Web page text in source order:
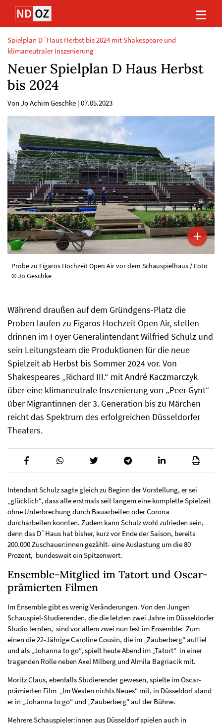
Direkt
Inhalt
(Eingabetaste)
Direkt
Hauptmenu
(Eingabetaste)
Direkt
Suche
(Eingabetaste)
Direkt
Footer
(Eingabetaste)
Spielplan D´Haus Herbst bis 2024 mit Shakespeare und
klimaneutraler Inszenierung
Neuer Spielplan D Haus Herbst
bis 2024
Von Jo Achim Geschke | 07.05.2023
Probe zu Figaros Hochzeit Open Air vor dem Schauspielhaus / Foto
© Jo Geschke
Während draußen auf dem Gründgens-Platz die
Proben laufen zu Figaros Hochzeit Open Air, stellen
drinnen im Foyer Generalintendant Wilfried Schulz und
sein Leitungsteam die Produktionen für die neue
Spielzeit ab Herbst bis Sommer 2024 vor. Von
Shakespeares „Richard III.“ mit André Kaczmarczyk
über eine klimaneutrale Inszenierung von „Peer Gynt“
über Migrantinnen der 3. Generation bis zu Märchen
reicht das Spektrum des erfolgreichen Düsseldorfer
Theaters.
Intendant Schulz sagte gleich zu Beginn der Vorstellung, er sei
„glücklich“, dass alle erstmals seit langem eine komplette Spielzeit
ohne Unterbrechung durch Bauarbeiten oder Corona
durcharbeiten konnten. Zudem kann Schulz wohl zufrieden sein,
denn das D`Haus hat bisher, kurz vor Ende der Saison, bereits
200.000 Zuschauer:innen gezählt- eine Auslastung um die 80
Prozent, bundesweit ein Spitzenwert.
Ensemble-Mitglied im Tatort und Oscar-
prämierten Filmen
Im Ensemble gibt es wenig Veränderungen. Von den Jungen
Schauspiel-Studierenden, die die letzten zwei Jahre im Düsseldorfer
Studio lernten, sind vor allem zwei nun fest im Ensemble: Zum
einen die 22-Jährige Caroline Cousin, die im „Zauberberg“ auffiel
und als „Johanna to go“, spielt heute Abend im „Tatort“ in einer
tragenden Rolle neben Axel Milberg und Almila Bagriacik mit.
Moritz Claus, ebenfalls Studierender gewesen, spielte im Oscar-
prämierten Film „Im Westen nichts Neues“ mit, in Düsseldorf stand
er in „Johanna to go“ und „Zauberberg“ auf der Bühne.
Mehrere Schauspieler:innen aus Düsseldorf spielen auch in